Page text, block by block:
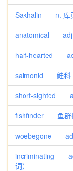
Sakhalin n. 库
anatomical adj.
half-hearted adj.
salmonid 鲑科
short-sighted
fishfinder 鱼群
woebegone adj.
incriminating
词）